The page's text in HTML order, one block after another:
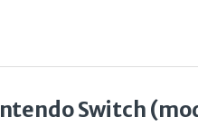
Switch